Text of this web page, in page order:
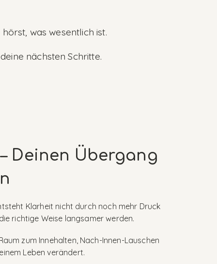
was wesentlich ist.
nächsten Schritte.
Deinen Übergang
Klarheit nicht durch noch mehr Druck
richtige Weise langsamer werden.
zum Innehalten, Nach-Innen-Lauschen
Leben verändert.